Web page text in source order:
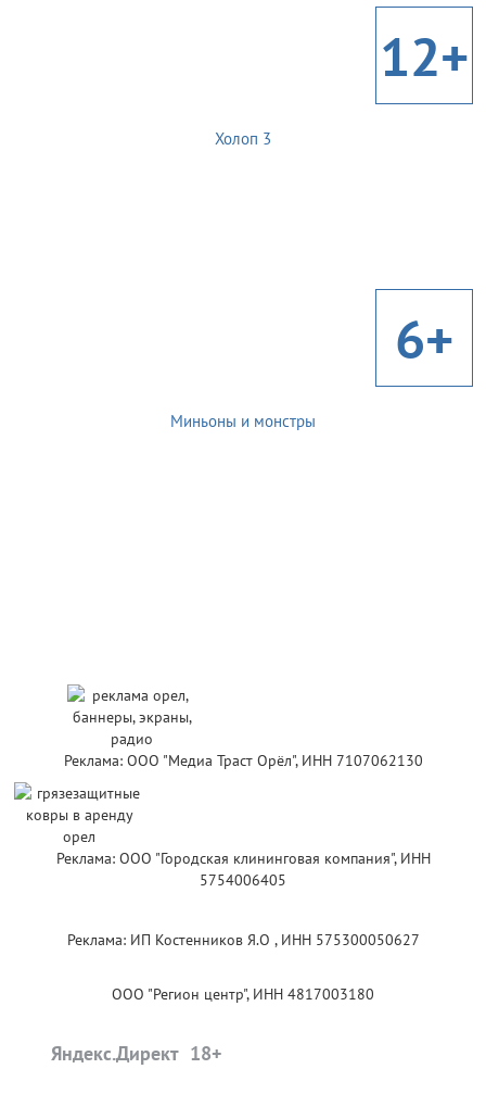
12+
Холоп 3
6+
Миньоны и монстры
Реклама: ООО "Медиа Траст Орёл", ИНН 7107062130
Реклама: ООО "Городская клининговая компания", ИНН
5754006405
Реклама: ИП Костенников Я.О , ИНН 575300050627
ООО "Регион центр", ИНН 4817003180
Яндекс.Директ